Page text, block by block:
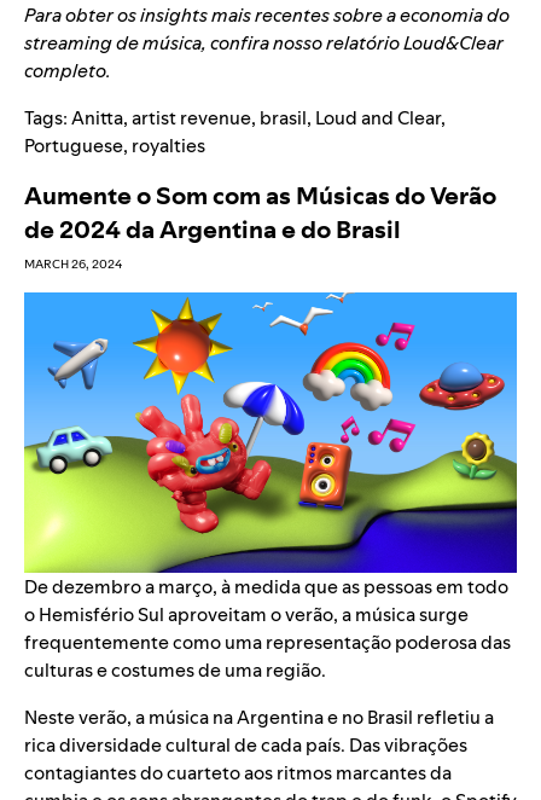
Para obter os insights mais recentes sobre a economia do
streaming de música, confiranosso relatório Loud&Clear
completo.
Tags:Anitta,artist revenue, brasil, Loud and Clear,
Portuguese, royalties
Aumente o Som com as Músicas do Verão
de 2024 da Argentina e do Brasil
MARCH 26, 2024
De dezembro a março, à medida que as pessoas em todo
o Hemisfério Sul aproveitam o verão, a música surge
frequentemente como uma representação poderosa das
culturas e costumes de uma região.
Neste verão, a música na Argentina e no Brasil refletiu a
rica diversidade cultural de cada país. Das vibrações
contagiantes do cuarteto aos ritmos marcantes da